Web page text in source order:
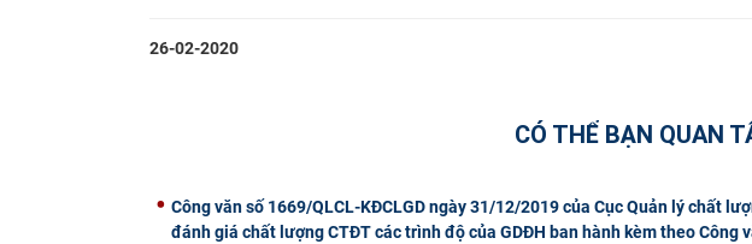
26-02-2020
CÓ THỂ BẠN QUAN
Công văn số 1669/QLCL-KĐCLGD ngày 31/12/2019 của Cục Quản lý chất
đánh giá chất lượng CTĐT các trình độ của GDĐH ban hành kèm theo Công